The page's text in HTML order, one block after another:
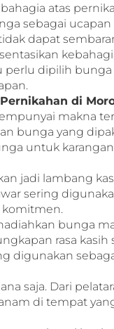
atas
sebagai ucapan
dapat
perlu dipilih
Pernikahan di
makna
bunga yang
untuk
jadi lambang
sering
bunga
rasa kasih
digunakan
saja. Dari
di tempat